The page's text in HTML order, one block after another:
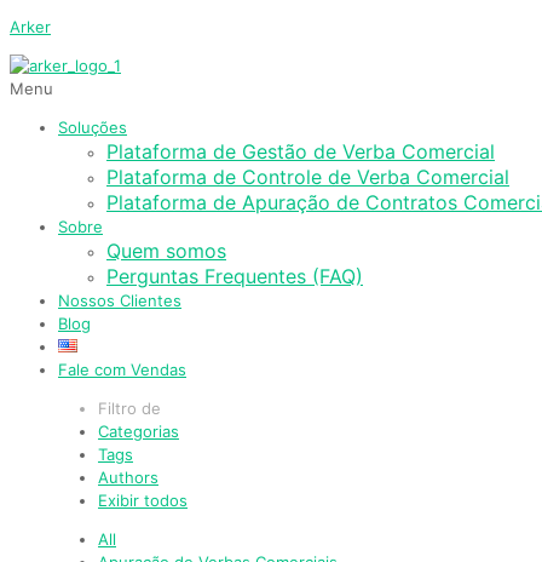
Arker
Menu
Soluções
Plataforma de Gestão de Verba Comercial
Plataforma de Controle de Verba Comercial
Plataforma de Apuração de Contratos
Sobre
Quem somos
Perguntas Frequentes (FAQ)
Nossos Clientes
Blog
Fale com Vendas
Filtro de
Categorias
Tags
Authors
Exibir todos
All